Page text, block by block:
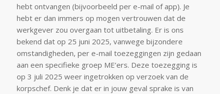
hebt ontvangen (bijvoorbeeld per e-mail of app). Je
hebt er dan immers op mogen vertrouwen dat de
werkgever zou overgaan tot uitbetaling. Er is ons
bekend dat op 25 juni 2025, vanwege bijzondere
omstandigheden, per e-mail toezeggingen zijn gedaan
aan een specifieke groep ME’ers. Deze toezegging is
op 3 juli 2025 weer ingetrokken op verzoek van de
korpschef. Denk je dat er in jouw geval sprake is van